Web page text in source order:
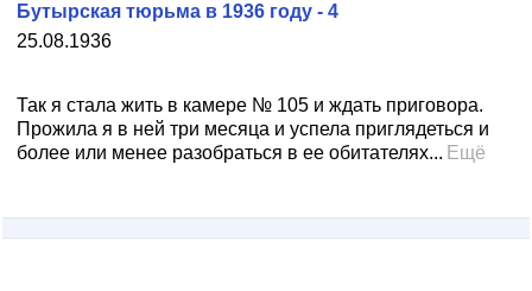
25.08.1936
Бутырская тюрьма в 1936 году - 4
Так я стала жить в камере № 105 и ждать приговора.
Прожила я в ней три месяца и успела приглядеться и
более или менее разобраться в ее обитателях... Ещё